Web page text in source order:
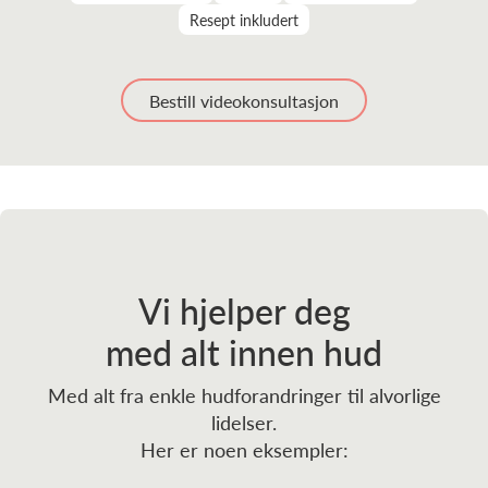
Resept inkludert
Bestill videokonsultasjon
Vi hjelper deg
med alt innen hud
Med alt fra enkle hudforandringer til alvorlige
lidelser.
Her er noen eksempler: